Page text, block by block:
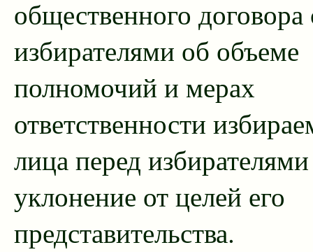
общественного договора
избирателями об объеме
полномочий и мерах
ответственности
лица перед избирателями
уклонение от целей его
представительства.